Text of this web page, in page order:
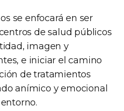
se enfocará en ser
de salud públicos
imagen y
e iniciar el camino
de tratamientos
anímico y emocional